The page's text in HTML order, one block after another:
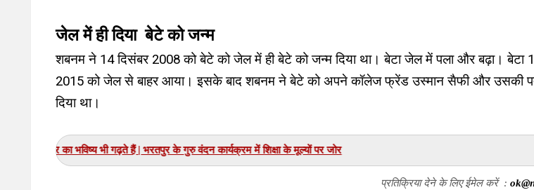
जेल में ही दिया बेटे को जन्म
शबनम ने 14 दिसंबर 2008 को बेटे को जेल में ही बेटे को जन्म दिया था। बेटा जेल में पला और बढ़ा। बेटा
2015 को जेल से बाहर आया। इसके बाद शबनम ने बेटे को अपने कॉलेज फ्रेंड उस्मान सैफी और उसकी
दिया था।
गुरु केवल पढ़ाते नहीं, राष्ट्र का भविष्य भी गढ़ते हैं | भरतपुर के गुरु वंदन कार्यक्रम में शिक्षा के
प्रतिक्रिया देने के लिए ईमेल करें :